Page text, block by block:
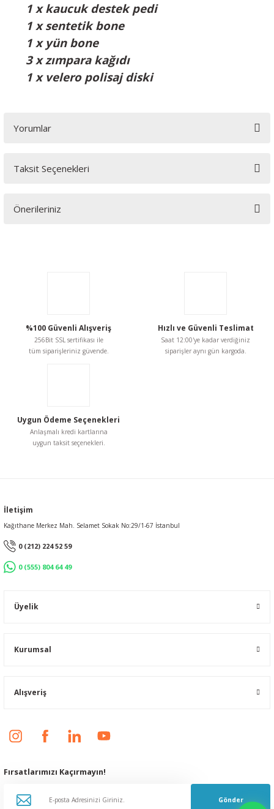
1 x kaucuk destek pedi
1 x sentetik bone
1 x yün bone
3 x zımpara kağıdı
1 x velero polisaj diski
Yorumlar
Taksit Seçenekleri
Önerileriniz
Ürün açıklamasında eksik bilgiler bulunuyor.
Ürün bilgilerinde hatalar bulunuyor.
%100 Güvenli Alışveriş
256Bit SSL sertifikası ile
tüm siparişleriniz güvende.
Hızlı ve Güvenli Teslimat
Saat 12:00'ye kadar verdiğiniz
siparişler aynı gün kargoda.
Uygun Ödeme Seçenekleri
Anlaşmalı kredi kartlarına
uygun taksit seçenekleri.
İletişim
Kağıthane Merkez Mah. Selamet Sokak No:29/1-67 İstanbul
0 (212) 224 52 59
0 (555) 804 64 49
Üyelik
Kurumsal
Alışveriş
Fırsatlarımızı Kaçırmayın!
Gönder